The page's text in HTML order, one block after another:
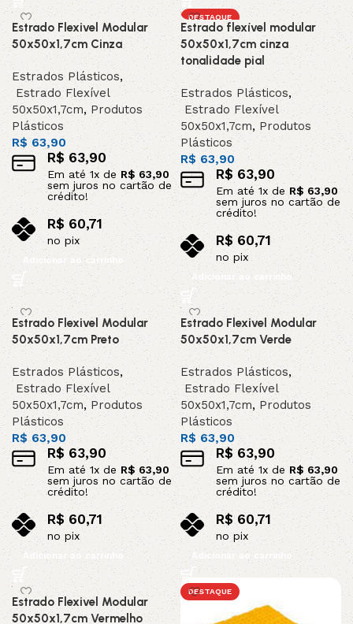
Estrado Flexivel Modular
50x50x1,7cm Cinza
Estrados Plásticos,
Estrado Flexível
50x50x1,7cm, Produtos
Plásticos
R$63,90
R$63,90
Em até1x de R$ 63,90
sem juros no cartão de
crédito!
R$ 60,71
no pix
Adicionar ao carrinho
DESTAQUE
Estrado flexível modular
50x50x1,7cm cinza
tonalidade pial
Estrados Plásticos,
Estrado Flexível
50x50x1,7cm, Produtos
Plásticos
R$63,90
R$ 63,90
Em até 1x de R$ 63,90
sem juros no cartão de
crédito!
R$ 60,71
no pix
Adicionar ao carrinho
Estrado Flexivel Modular
50x50x1,7cm Preto
Estrados Plásticos,
Estrado Flexível
50x50x1,7cm, Produtos
Plásticos
R$63,90
R$ 63,90
Em até 1x de R$63,90
sem juros no cartão de
crédito!
R$60,71
no pix
Adicionar ao carrinho
Estrado Flexivel Modular
50x50x1,7cm Verde
Estrados Plásticos,
Estrado Flexível
50x50x1,7cm,Produtos
Plásticos
R$ 63,90
R$63,90
Em até 1x deR$ 63,90
sem juros no cartão de
crédito!
R$60,71
no pix
Adicionar ao carrinho
Estrado Flexivel Modular
50x50x1,7cm Vermelho
DESTAQUE